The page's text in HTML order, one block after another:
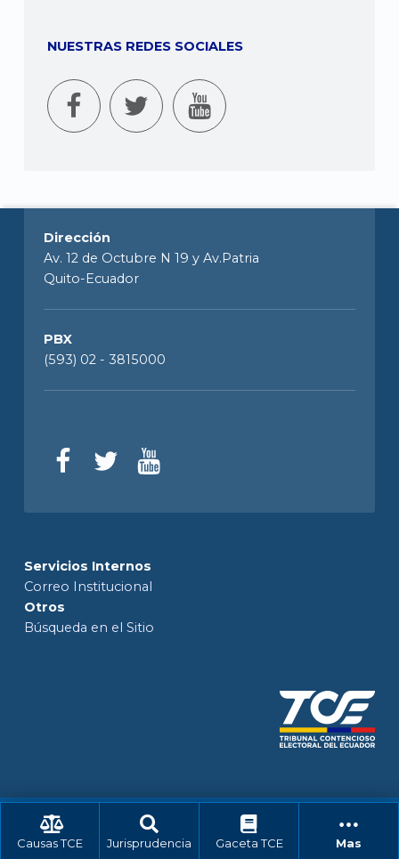
Causas TCE Jurisprudencia Gaceta TCE Mas
NUESTRAS REDES SOCIALES
Dirección
Av. 12 de Octubre N 19 y Av.Patria
Quito-Ecuador
PBX
(593) 02 - 3815000
Servicios Internos
Correo Institucional
Otros
Búsqueda en el Sitio